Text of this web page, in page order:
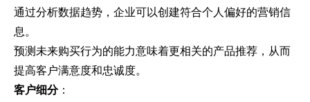
通过分析数据趋势，企业可以创建符合个人偏好的营销信
息。
预测未来购买行为的能力意味着更相关的产品推荐，从而
提高客户满意度和忠诚度。
客户细分：